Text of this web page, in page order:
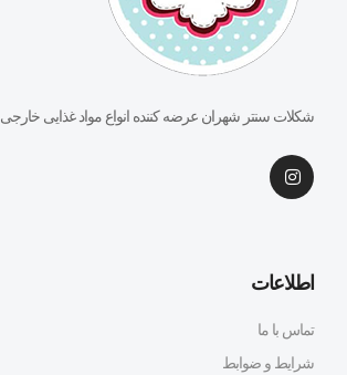
شکلات سنتر شهران عرضه کننده انواع مواد غذایی خارجی
اطلاعات
تماس با ما
شرایط و ضوابط